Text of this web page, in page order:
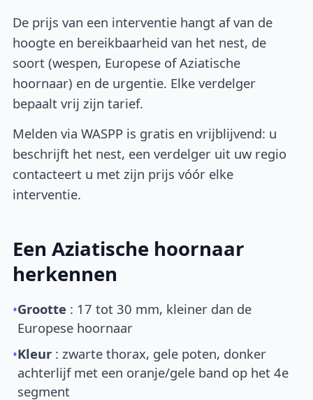
De prijs van een interventie hangt af van de
hoogte en bereikbaarheid van het nest, de
soort (wespen, Europese of Aziatische
hoornaar) en de urgentie. Elke verdelger
bepaalt vrij zijn tarief.
Melden via WASPP is gratis en vrijblijvend: u
beschrijft het nest, een verdelger uit uw regio
contacteert u met zijn prijs vóór elke
interventie.
Een Aziatische hoornaar
herkennen
•Grootte : 17 tot 30 mm, kleiner dan de
Europese hoornaar
•Kleur : zwarte thorax, gele poten, donker
achterlijf met een oranje/gele band op het 4e
segment